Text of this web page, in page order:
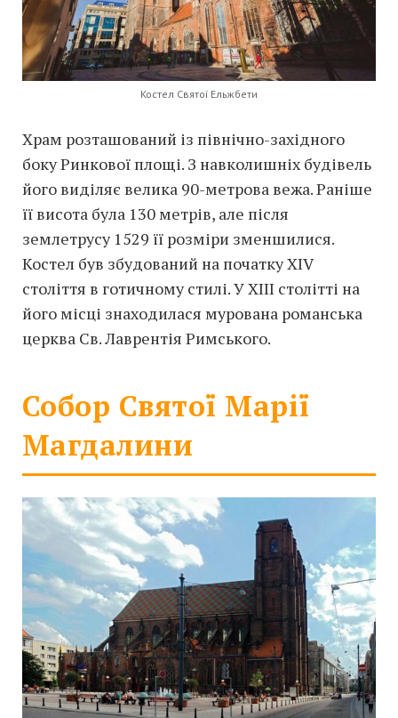
Костел Святої Ельжбети
Храм розташований із північно-західного
боку Ринкової площі. З навколишніх будівель
його виділяє велика 90-метрова вежа. Раніше
її висота була 130 метрів, але після
землетрусу 1529 її розміри зменшилися.
Костел був збудований на початку XIV
століття в готичному стилі. У XIII столітті на
його місці знаходилася мурована романська
церква Св. Лаврентія Римського.
Собор Святої Марії
Магдалини